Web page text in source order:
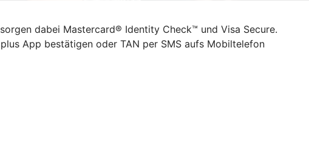
dabei Mastercard® Identity Check™ und Visa Secure.
App bestätigen oder TAN per SMS aufs Mobiltelefon